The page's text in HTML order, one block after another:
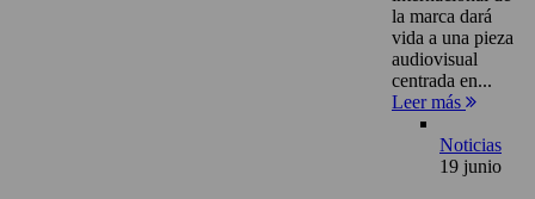
la marca dará
vida a una pieza
audiovisual
centrada en...
Leer más
Noticias
19 junio